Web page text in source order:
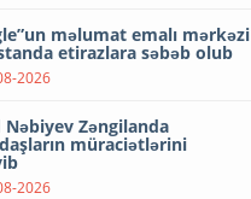
məlumat emalı mərkəzi
etirazlara səbəb olub
2026
Nəbiyev Zəngilanda
müraciətlərini
2026